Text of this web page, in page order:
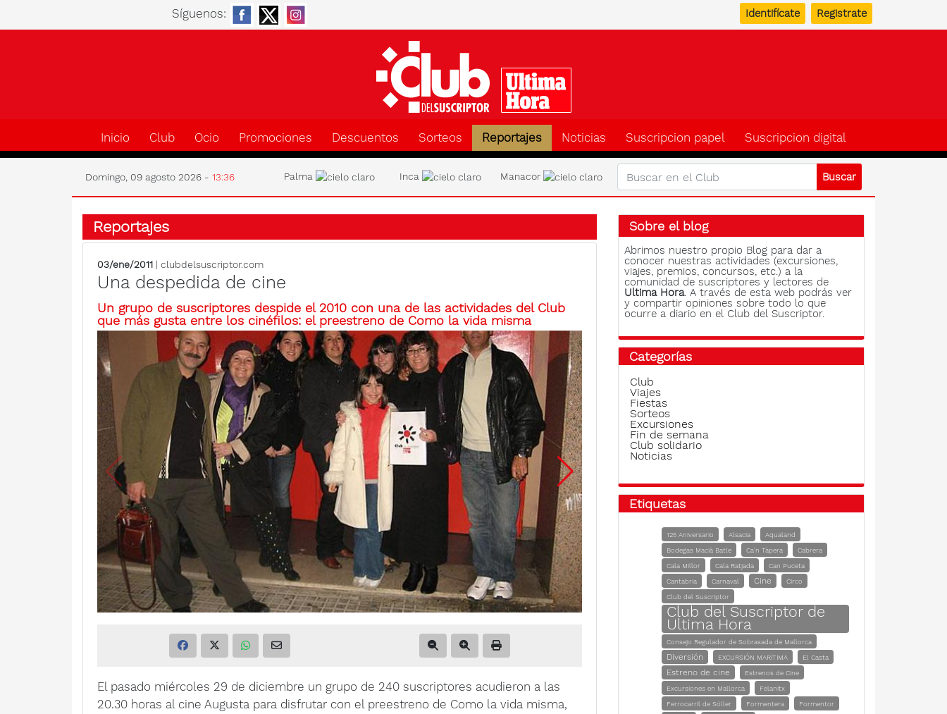
Síguenos: Identifícate Registrate
Inicio Club Ocio Promociones Descuentos Sorteos Reportajes Noticias Suscripcion papel Suscripcion digital
Domingo, 09 agosto 2026 - 13:36 Palma Inca Manacor
Reportajes
03/ene/2011 | clubdelsuscriptor.com
Una despedida de cine
Un grupo de suscriptores despide el 2010 con una de las actividades del Club
que más gusta entre los cinéfilos: el preestreno de Como la vida misma
El pasado miércoles 29 de diciembre un grupo de 240 suscriptores acudieron a las
20.30 horas al cine Augusta para disfrutar con el preestreno de Como la vida misma,
Sobre el blog
Abrimos nuestro propio Blog para dar a
conocer nuestras actividades (excursiones,
viajes, premios, concursos, etc.) a la
comunidad de suscriptores y lectores de
Ultima Hora. A través de esta web podrás ver
y compartir opiniones sobre todo lo que
ocurre a diario en el Club del Suscriptor.
Categorías
Club
Viajes
Fiestas
Sorteos
Excursiones
Fin de semana
Club solidario
Noticias
Etiquetas
125 Aniversario Alsacia
Aqualand
Bodegas Macià Batle
Ca'n Tàpera
Cabrera
Cala Millor
Cala Ratjada
Can Puceta
Cantabria
Carnaval Cine
Circo
Club del Suscriptor
Club del Suscriptor de
Ultima Hora
Consejo Regulador de Sobrasada de Mallorca
Diversión EXCURSIÓN MARÍTIMA El Casta
Estreno de cine
Estrenos de Cine
Excursiones en Mallorca
Felanitx
Ferrocarril de Sóller
Formentera
Formentor